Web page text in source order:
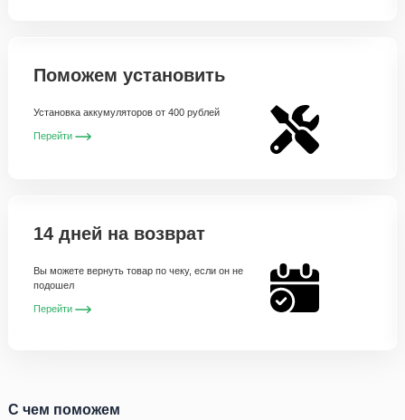
Поможем установить
Установка аккумуляторов от 400 рублей
Перейти
14 дней на возврат
Вы можете вернуть товар по чеку, если он не
подошел
Перейти
С чем поможем